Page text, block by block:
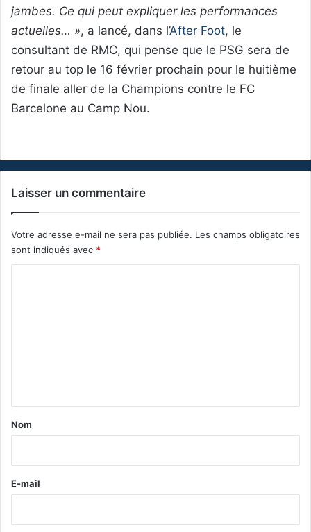
jambes. Ce qui peut expliquer les performances
actuelles… », a lancé, dans l’After Foot, le
consultant de RMC, qui pense que le PSG sera de
retour au top le 16 février prochain pour le huitième
de finale aller de la Champions contre le FC
Barcelone au Camp Nou.
Laisser un commentaire
Votre adresse e-mail ne sera pas publiée. Les champs obligatoires
sont indiqués avec *
a
e
Nom
E-mail